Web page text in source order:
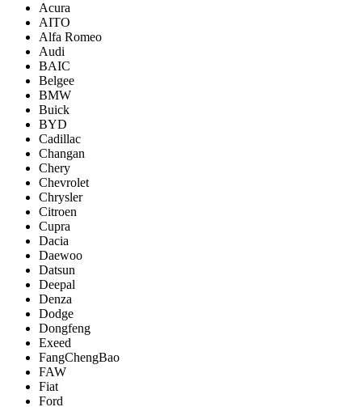
Acura
AITO
Alfa Romeo
Audi
BAIC
Belgee
BMW
Buick
BYD
Cadillac
Changan
Chery
Chevrolet
Chrysler
Citroen
Cupra
Dacia
Daewoo
Datsun
Deepal
Denza
Dodge
Dongfeng
Exeed
FangChengBao
FAW
Fiat
Ford